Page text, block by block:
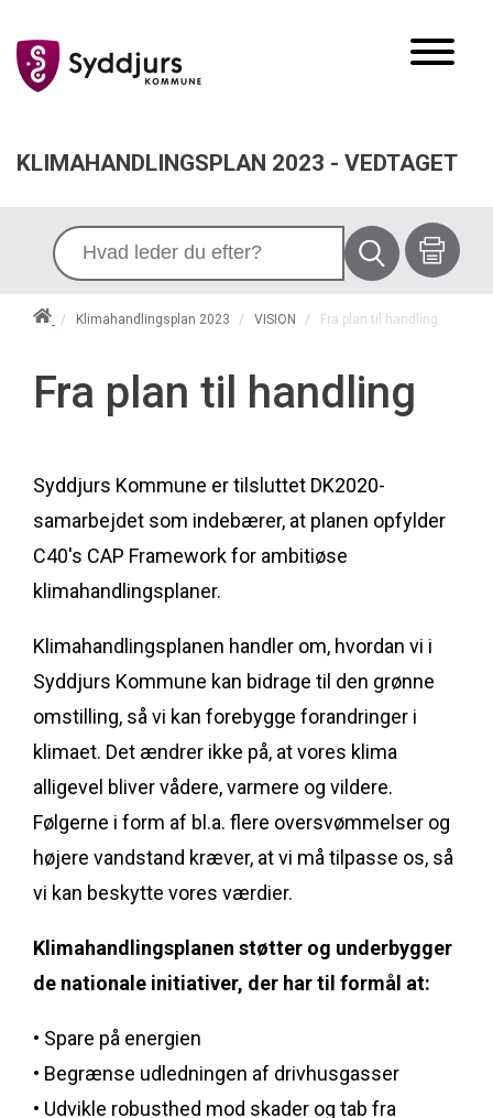
KLIMAHANDLINGSPLAN 2023 - VEDTAGET
/ Klimahandlingsplan 2023 / VISION / Fra plan til handling
Fra plan til handling
Syddjurs Kommune er tilsluttet DK2020-
samarbejdet som indebærer, at planen opfylder
C40's CAP Framework for ambitiøse
klimahandlingsplaner.
Klimahandlingsplanen handler om, hvordan vi i
Syddjurs Kommune kan bidrage til den grønne
omstilling, så vi kan forebygge forandringer i
klimaet. Det ændrer ikke på, at vores klima
alligevel bliver vådere, varmere og vildere.
Følgerne i form af bl.a. flere oversvømmelser og
højere vandstand kræver, at vi må tilpasse os, så
vi kan beskytte vores værdier.
Klimahandlingsplanen støtter og underbygger
de nationale initiativer, der har til formål at:
• Spare på energien
• Begrænse udledningen af drivhusgasser
• Udvikle robusthed mod skader og tab fra